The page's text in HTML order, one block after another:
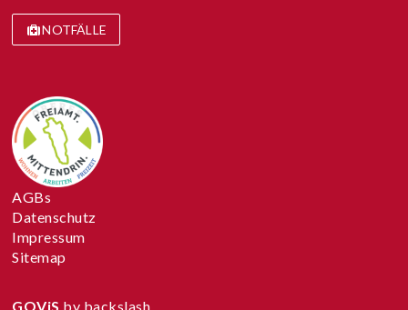
NOTFÄLLE
AGBs
Datenschutz
Impressum
Sitemap
GOViS by backslash